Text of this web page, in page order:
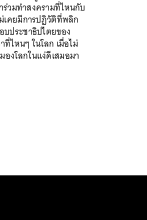
ร่วมทำสงครามที่ไหนกับ
เคยมีการปฏิวัติที่พลิก
ประชาธิปไตยของ
ไหนๆ ในโลก เมื่อไม่
งโลกในแง่ดีเสมอมา